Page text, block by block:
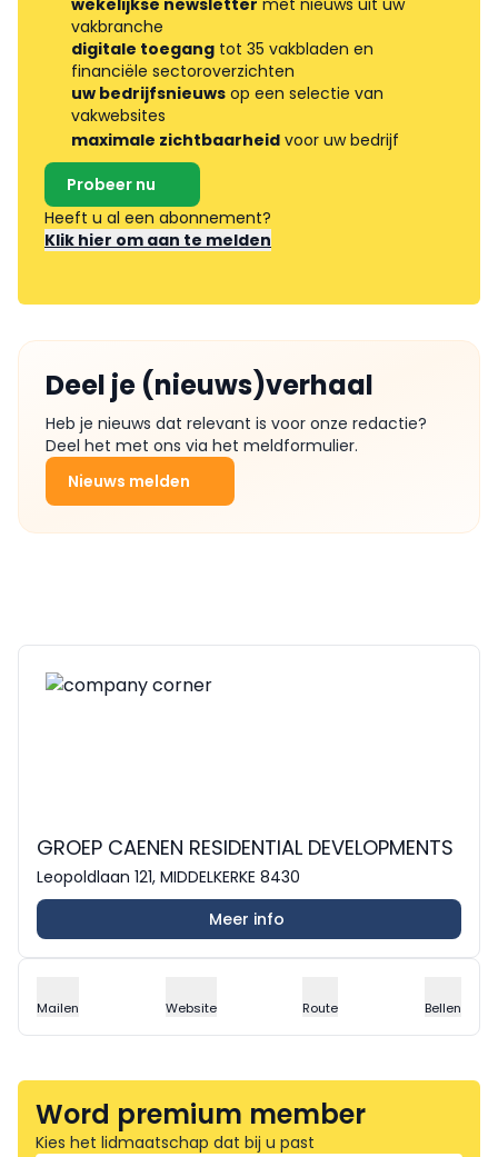
wekelijkse newsletter met nieuws uit uw
vakbranche
digitale toegang tot 35 vakbladen en
financiële sectoroverzichten
uw bedrijfsnieuws op een selectie van
vakwebsites
maximale zichtbaarheid voor uw bedrijf
Probeer nu
Heeft u al een abonnement?
Klik hier om aan te melden
Deel je (nieuws)verhaal
Heb je nieuws dat relevant is voor onze redactie?
Deel het met ons via het meldformulier.
Nieuws melden
GROEP CAENEN RESIDENTIAL DEVELOPMENTS
Leopoldlaan 121, MIDDELKERKE 8430
Meer info
Mailen Website Route Bellen
Word premium member
Kies het lidmaatschap dat bij u past